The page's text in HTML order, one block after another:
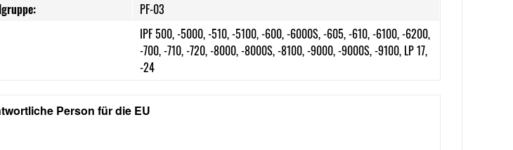
PF-03
IPF 500, -5000, -510, -5100, -600, -6000S, -605, -610, -6100, -6200,
-700, -710, -720, -8000, -8000S, -8100, -9000, -9000S, -9100, LP 17,
-24
Person für die EU